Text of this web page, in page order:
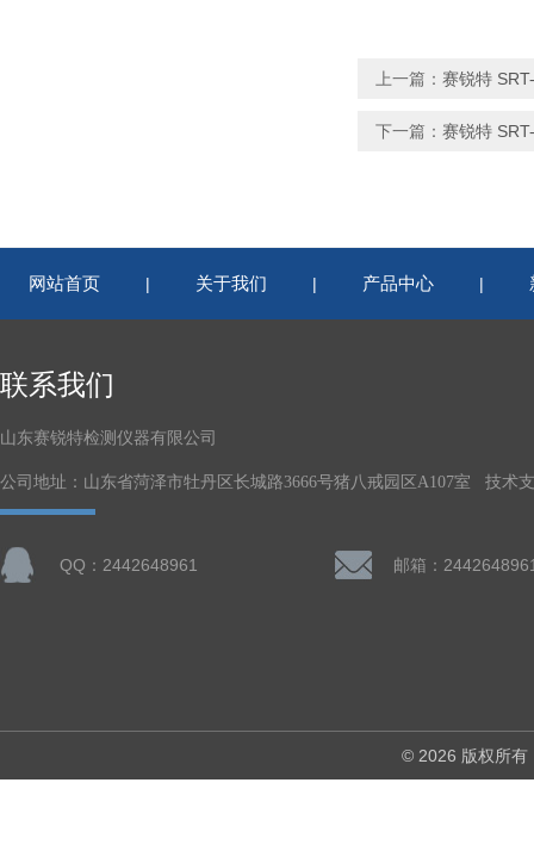
上一篇： 赛锐特
下一篇： 赛锐特
网站首页 | 关于我们 | 产品中心 |
联系我们
山东赛锐特检测仪器有限公司
公司地址：山东省菏泽市牡丹区长城路3666号猪八戒园区A107室 技术
QQ：2442648961 邮箱：
© 2026 版权所